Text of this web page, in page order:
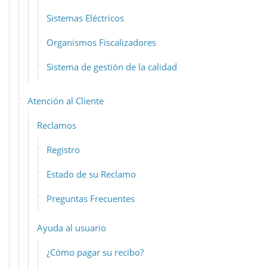
Sistemas Eléctricos
Organismos Fiscalizadores
Sistema de gestión de la calidad
Atención al Cliente
Reclamos
Registro
Estado de su Reclamo
Preguntas Frecuentes
Ayuda al usuario
¿Cómo pagar su recibo?